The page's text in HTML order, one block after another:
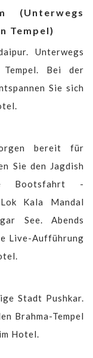
(Unterwegs
Tempel)
Unterwegs
Tempel. Bei der
Sie sich
bereit für
Sie den Jagdish
Bootsfahrt -
Kala Mandal
See. Abends
Live-Aufführung
Stadt Pushkar.
Brahma-Tempel
Hotel.